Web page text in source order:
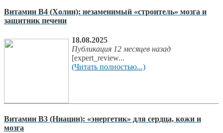
Витамин В4 (Холин): незаменимый «строитель» мозга и
защитник печени
18.08.2025
Публикация 12 месяцев назад
[expert_review...
(Читать полностью...)
Витамин В3 (Ниацин): «энергетик» для сердца, кожи и
мозга